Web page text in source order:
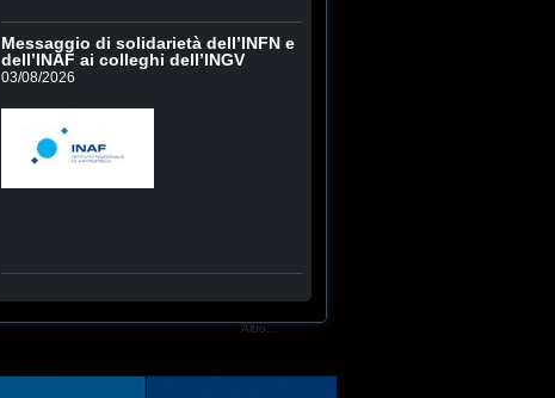
Messaggio di solidarietà dell’INFN e
dell’INAF ai colleghi dell’INGV
03/08/2026
Altro…